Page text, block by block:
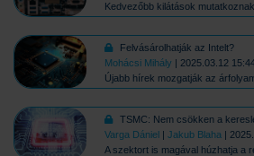
Kedvezőbb kilátások mutatkoznak
Felvásárolhatják az Intelt?
Mohácsi Mihály | 2025.03.12
Újabb hírek mozgatják az
TSMC: Nem csökken a kereslet az AI
Varga Dániel |Jakub Blaha |
A szektort is magával húzhatja a